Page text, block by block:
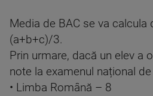
Media de BAC se va calcula
(a+b+c)/3.
Prin urmare, dacă un elev a
note la examenul național
• Limba Română – 8